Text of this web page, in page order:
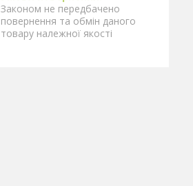
Законом не передбачено
повернення та обмін даного
товару належної якості